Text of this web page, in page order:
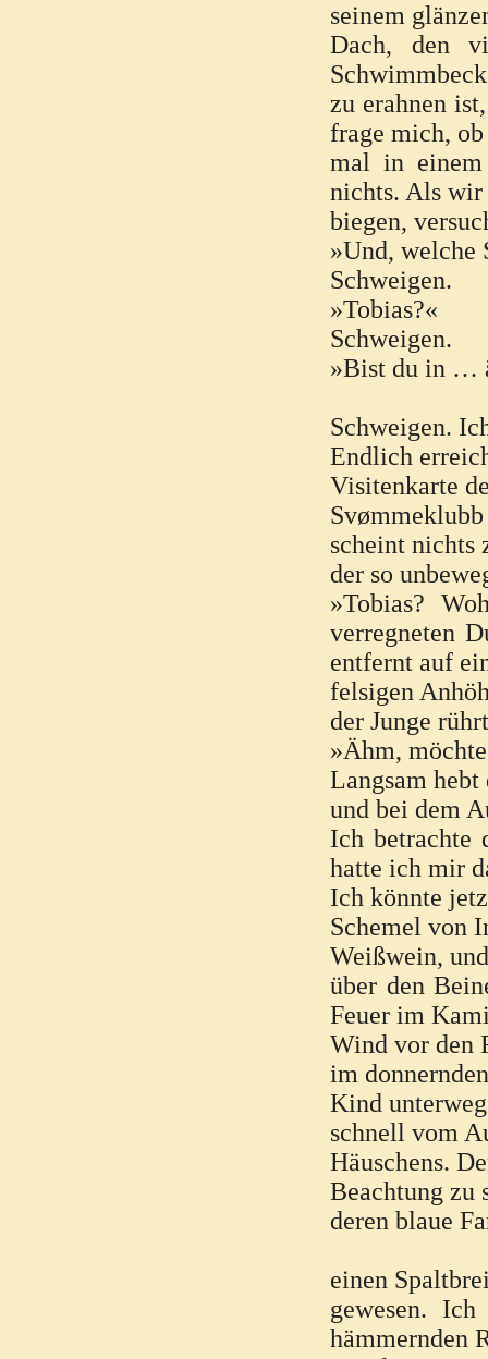
seinem
Dach, den
zu erahnen
frage mich, ob
mal in einem
nichts. Als wir
biegen,
»Und, welche
Schweigen.
»Tobias?«
Schweigen.
»Bist du in …
Schweigen.
Endlich
Visitenkarte
scheint nichts
der so
»Tobias?
verregneten
entfernt auf
felsigen
der Junge
»Ähm,
Langsam
und bei dem
Ich betrachte
hatte ich mir
Ich könnte
Schemel von
Weißwein,
über den
Feuer im
Wind vor den
im
Kind
schnell vom
Häuschens.
Beachtung zu
deren blaue
einen
gewesen.
hämmernden